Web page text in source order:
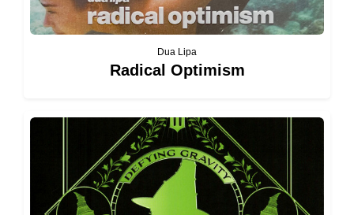
Dua Lipa
Radical Optimism